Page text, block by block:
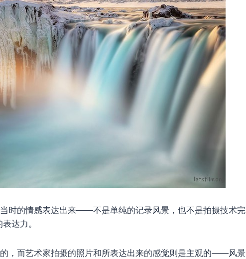
时的情感表达出来——不是单纯的记录风景，也不是拍摄技术完
达力。
，而艺术家拍摄的照片和所表达出来的感觉则是主观的——风景